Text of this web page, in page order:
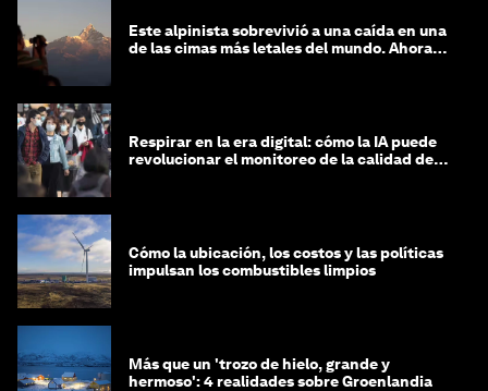
Este alpinista sobrevivió a una caída en una
de las cimas más letales del mundo. Ahora
Respirar en la era digital: cómo la IA puede
revolucionar el monitoreo de la calidad del
Cómo la ubicación, los costos y las políticas
impulsan los combustibles limpios
Más que un 'trozo de hielo, grande y
hermoso': 4 realidades sobre Groenlandia